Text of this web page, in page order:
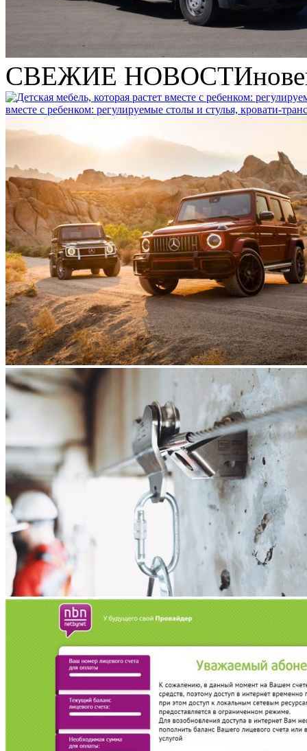
СВЕЖИЕ НОВОСТИ
вместе с ребенком: регулируемые столы и стулья, кровати-